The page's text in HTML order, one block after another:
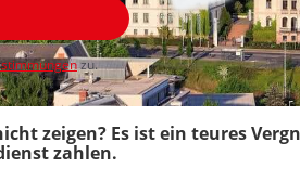
zu.
zeigen? Es ist ein teures
zahlen.